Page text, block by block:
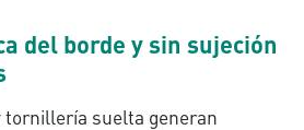
del borde y sin sujeción
tornillería suelta generan